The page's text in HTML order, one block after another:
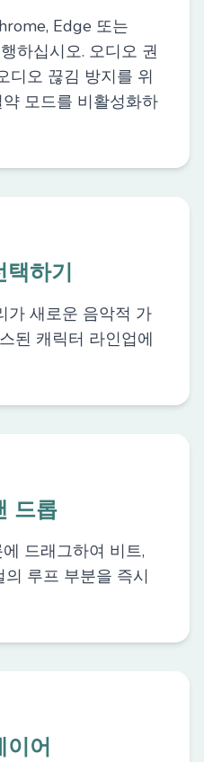
Edge 또는
하십시오. 오디오 권
디오 끊김 방지를 위
모드를 비활성화하
택하기
가 새로운 음악적 가
된 캐릭터 라인업에
드롭
드래그하여 비트,
루프 부분을 즉시
이어